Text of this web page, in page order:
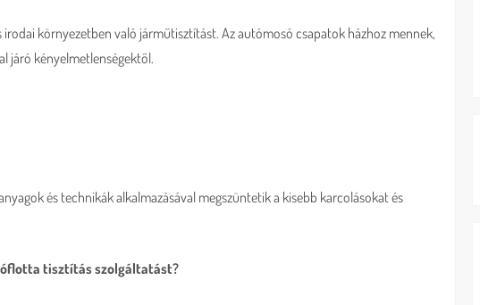
környezetben való járműtisztítást. Az autómosó csapatok házhoz mennek,
járó kényelmetlenségektől.
és technikák alkalmazásával megszüntetik a kisebb karcolásokat és
tisztítás szolgáltatást?